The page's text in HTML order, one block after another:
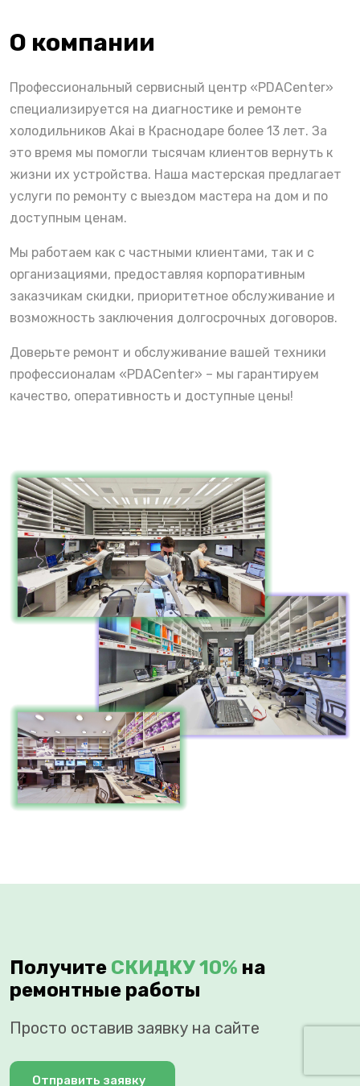
О компании
Профессиональный сервисный центр «PDACenter»
специализируется на диагностике и ремонте
холодильников Akai в Краснодаре более 13 лет. За
это время мы помогли тысячам клиентов вернуть к
жизни их устройства. Наша мастерская предлагает
услуги по ремонту с выездом мастера на дом и по
доступным ценам.
Мы работаем как с частными клиентами, так и с
организациями, предоставляя корпоративным
заказчикам скидки, приоритетное обслуживание и
возможность заключения долгосрочных договоров.
Доверьте ремонт и обслуживание вашей техники
профессионалам «PDACenter» – мы гарантируем
качество, оперативность и доступные цены!
Получите СКИДКУ 10% на
ремонтные работы
Просто оставив заявку на сайте
Отправить заявку